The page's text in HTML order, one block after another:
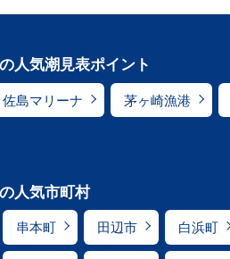
人気潮見表ポイント
佐島マリーナ 茅ヶ崎漁港
人気市町村
串本町 田辺市 白浜町